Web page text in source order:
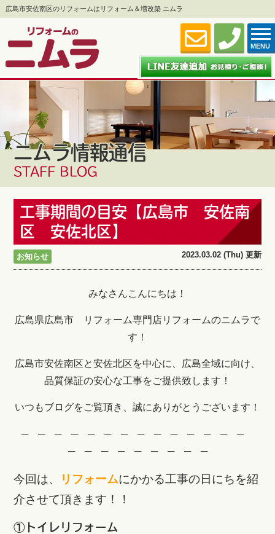
広島市安佐南区のリフォームはリフォーム＆増改築 ニムラ
MENU
ニムラ情報通信
STAFF BLOG
工事期間の目安【広島市 安佐南
区 安佐北区】
お知らせ 2023.03.02 (Thu) 更新
みなさんこんにちは！
広島県広島市 リフォーム専門店リフォームのニムラで
す！
広島市安佐南区と安佐北区を中心に、広島全域に向け、
品質保証の安心な工事をご提供致します！
いつもブログをご覧頂き、誠にありがとうございます！
─ ─ ─ ─ ─ ─ ─ ─ ─ ─ ─ ─ ─ ─
─ ─ ─ ─ ─ ─ ─ ─ ─
今回は、 リフォームにかかる工事の日にちを紹
介させて頂きます！！
①トイレリフォーム